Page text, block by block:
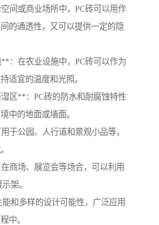
间或商业场所中，PC砖可以用作
的通透性，又可以提供一定的隐
：在农业设施中，PC砖可以作为
适宜的温度和光照。
区**：PC砖的防水和耐腐蚀特性
中的地面或墙面。
于公园、人行道和景观小品等，
商场、展览会等场合，可以利用
架。
和多样的设计可能性，广泛应用
中。